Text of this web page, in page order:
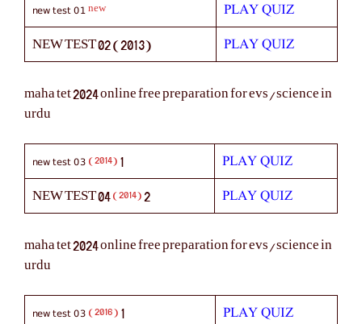
new test 01 new PLAY QUIZ
NEW TEST 02 (2013) PLAY QUIZ
maha tet 2024 online free preparation for evs/science in
urdu
new test 03 (2014) 1 PLAY QUIZ
NEW TEST 04 (2014) 2 PLAY QUIZ
maha tet 2024 online free preparation for evs/science in
urdu
new test 03 (2016) 1 PLAY QUIZ